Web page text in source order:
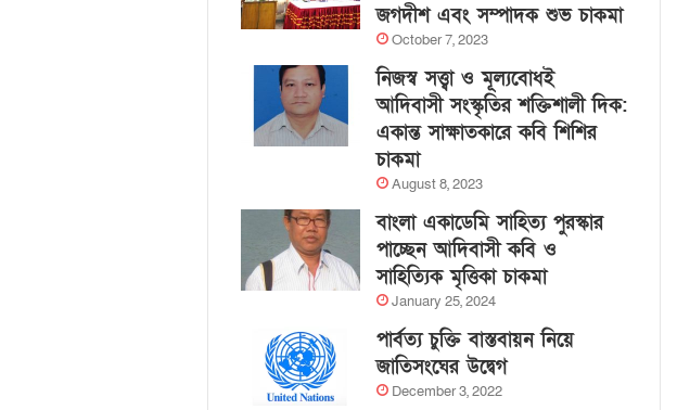
জগদীশ এবং সম্পাদক শুভ চাকমা
October 7, 2023
নিজস্ব সত্ত্বা ও মূল্যবোধই
আদিবাসী সংস্কৃতির শক্তিশালী দিক:
একান্ত সাক্ষাতকারে কবি শিশির
চাকমা
August 8, 2023
বাংলা একাডেমি সাহিত্য পুরস্কার
পাচ্ছেন আদিবাসী কবি ও
সাহিত্যিক মৃত্তিকা চাকমা
January 25, 2024
পার্বত্য চুক্তি বাস্তবায়ন নিয়ে
জাতিসংঘের উদ্বেগ
December 3, 2022